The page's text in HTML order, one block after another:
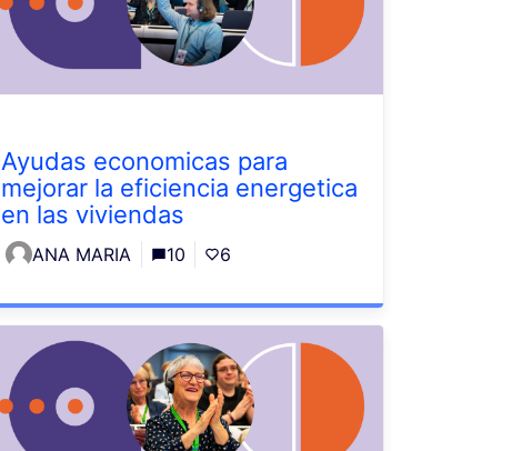
Ayudas economicas para
mejorar la eficiencia energetica
en las viviendas
ANA MARIA 10 6